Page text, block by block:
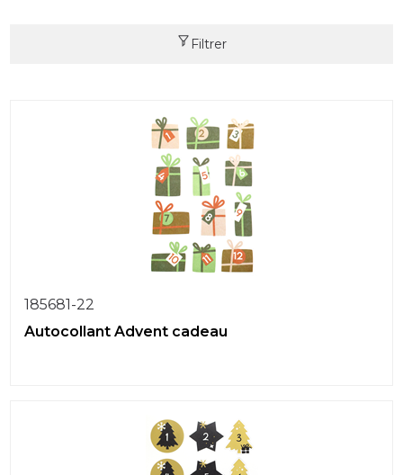
Filtrer
185681-22
Autocollant Advent cadeau